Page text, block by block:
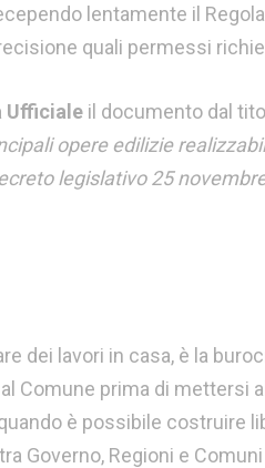
lentamente il
quali permessi
Ufficiale il documento dal
opere edilizie
legislativo 25
dei lavori in casa, è la
prima di mettersi
è possibile costruire
Governo, Regioni e